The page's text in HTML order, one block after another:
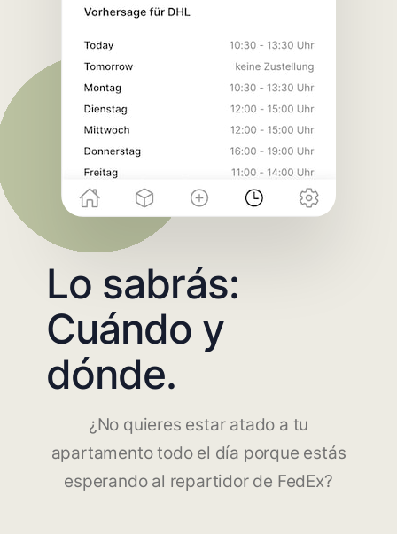
Lo sabrás:
Cuándo y
dónde.
¿No quieres estar atado a tu
apartamento todo el día porque estás
esperando al repartidor de FedEx?